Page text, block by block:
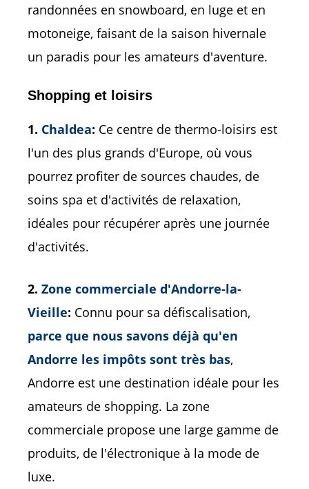
randonnées en snowboard, en luge et en
motoneige, faisant de la saison hivernale
un paradis pour les amateurs d'aventure.
Shopping et loisirs
1. Chaldea: Ce centre de thermo-loisirs est
l'un des plus grands d'Europe, où vous
pourrez profiter de sources chaudes, de
soins spa et d'activités de relaxation,
idéales pour récupérer après une journée
d'activités.
2. Zone commerciale d'Andorre-la-
Vieille: Connu pour sa défiscalisation,
parce que nous savons déjà qu'en
Andorre les impôts sont très bas,
Andorre est une destination idéale pour les
amateurs de shopping. La zone
commerciale propose une large gamme de
produits, de l'électronique à la mode de
luxe.